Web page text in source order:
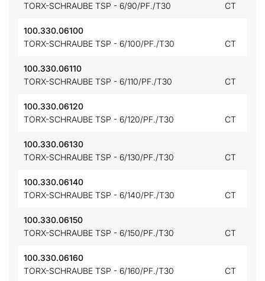
TORX-SCHRAUBE TSP - 6/90/PF./T30
CT
100.330.06100
TORX-SCHRAUBE TSP - 6/100/PF./T30
CT
100.330.06110
TORX-SCHRAUBE TSP - 6/110/PF./T30
CT
100.330.06120
TORX-SCHRAUBE TSP - 6/120/PF./T30
CT
100.330.06130
TORX-SCHRAUBE TSP - 6/130/PF./T30
CT
100.330.06140
TORX-SCHRAUBE TSP - 6/140/PF./T30
CT
100.330.06150
TORX-SCHRAUBE TSP - 6/150/PF./T30
CT
100.330.06160
TORX-SCHRAUBE TSP - 6/160/PF./T30
CT